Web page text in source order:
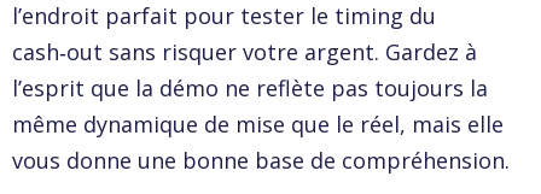
l’endroit parfait pour tester le timing du
cash‑out sans risquer votre argent. Gardez à
l’esprit que la démo ne reflète pas toujours la
même dynamique de mise que le réel, mais elle
vous donne une bonne base de compréhension.